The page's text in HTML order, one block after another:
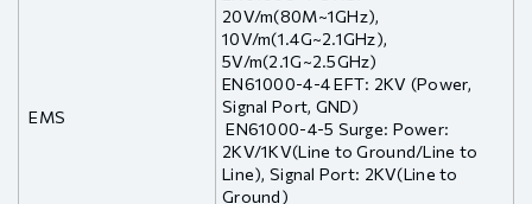
EMS
20V/m(80M~1GHz),
10V/m(1.4G~2.1GHz),
5V/m(2.1G~2.5GHz)
EN61000-4-4 EFT: 2KV (Power,
Signal Port, GND)
EN61000-4-5 Surge: Power:
2KV/1KV(Line to Ground/Line to
Line), Signal Port: 2KV(Line to
Ground)